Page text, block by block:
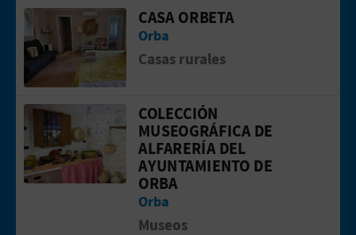
Ir a la p&aacute;gina de CASA ORBETA
CASA ORBETA
Orba
Casas rurales
Ir a la p&aacute;gina de COLECCIÓN
COLECCIÓN
MUSEOGRÁFICA DE
ALFARERÍA DEL
AYUNTAMIENTO DE
ORBA
Orba
Museos